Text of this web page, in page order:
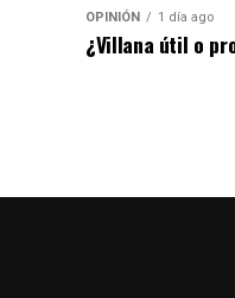
OPINIÓN 1 día ago
¿Villana útil o